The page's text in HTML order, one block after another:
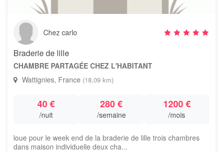
Chez carlo
Braderie de lille
CHAMBRE PARTAGÉE CHEZ L'HABITANT
Wattignies, France (18,09 km)
40 €
/nuit
280 €
/semaine
1200 €
/mois
loue pour le week end de la braderie de lille trois chambres
dans maison individuelle deux cha...